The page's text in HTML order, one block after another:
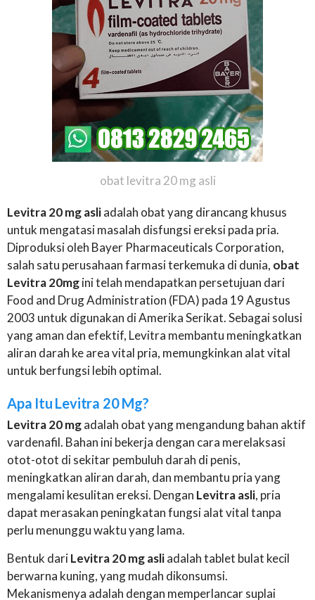
obat levitra 20 mg asli
Levitra 20 mg asliadalah obat yang dirancang khusus
untuk mengatasi masalah disfungsi ereksi pada pria.
Diproduksi oleh Bayer Pharmaceuticals Corporation,
salah satu perusahaan farmasi terkemuka di dunia, obat
Levitra 20mgini telah mendapatkan persetujuan dari
Food and Drug Administration (FDA) pada 19 Agustus
2003 untuk digunakan di Amerika Serikat. Sebagai solusi
yang aman dan efektif, Levitra membantu meningkatkan
aliran darah ke area vital pria, memungkinkan alat vital
untuk berfungsi lebih optimal.
Apa Itu Levitra 20 Mg?
Levitra 20 mgadalah obat yang mengandung bahan aktif
vardenafil. Bahan ini bekerja dengan cara merelaksasi
otot-otot di sekitar pembuluh darah di penis,
meningkatkan aliran darah, dan membantu pria yang
mengalami kesulitan ereksi. Dengan Levitra asli, pria
dapat merasakan peningkatan fungsi alat vital tanpa
perlu menunggu waktu yang lama.
Bentuk dariLevitra 20 mg asliadalah tablet bulat kecil
berwarna kuning, yang mudah dikonsumsi.
Mekanismenya adalah dengan memperlancar suplai